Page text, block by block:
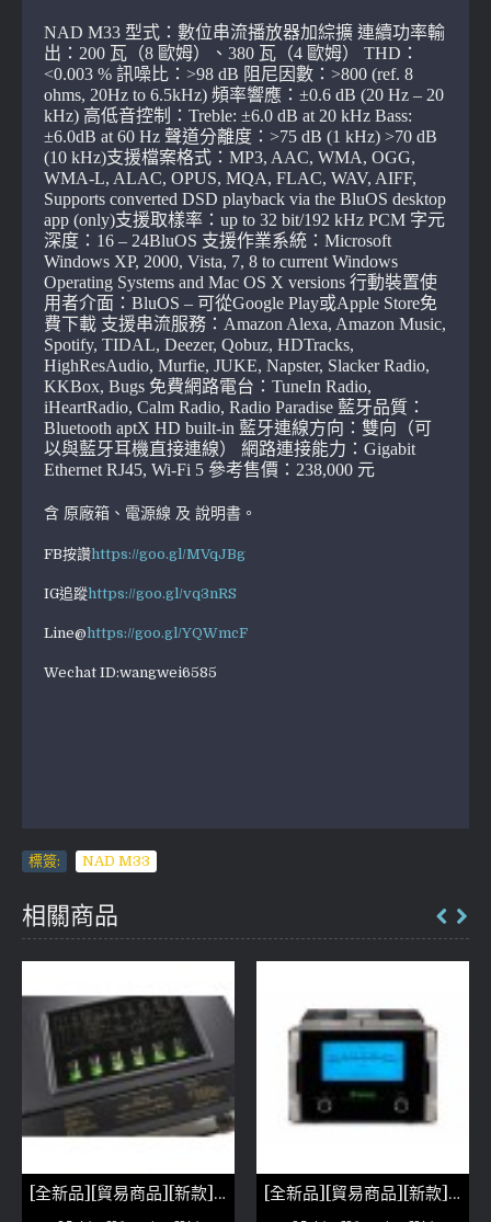
NAD M33 型式：數位串流播放器加綜擴 連續功率輸
出：200 瓦（8 歐姆）、380 瓦（4 歐姆） THD：
<0.003 % 訊噪比：>98 dB 阻尼因數：>800 (ref. 8
ohms, 20Hz to 6.5kHz) 頻率響應：±0.6 dB (20 Hz – 20
kHz) 高低音控制：Treble: ±6.0 dB at 20 kHz Bass:
±6.0dB at 60 Hz 聲道分離度：>75 dB (1 kHz) >70 dB
(10 kHz)支援檔案格式：MP3, AAC, WMA, OGG,
WMA-L, ALAC, OPUS, MQA, FLAC, WAV, AIFF,
Supports converted DSD playback via the BluOS desktop
app (only)支援取樣率：up to 32 bit/192 kHz PCM 字元
深度：16 – 24BluOS 支援作業系統：Microsoft
Windows XP, 2000, Vista, 7, 8 to current Windows
Operating Systems and Mac OS X versions 行動裝置使
用者介面：BluOS – 可從Google Play或Apple Store免
費下載 支援串流服務：Amazon Alexa, Amazon Music,
Spotify, TIDAL, Deezer, Qobuz, HDTracks,
HighResAudio, Murfie, JUKE, Napster, Slacker Radio,
KKBox, Bugs 免費網路電台：TuneIn Radio,
iHeartRadio, Calm Radio, Radio Paradise 藍牙品質：
Bluetooth aptX HD built-in 藍牙連線方向：雙向（可
以與藍牙耳機直接連線） 網路連接能力：Gigabit
Ethernet RJ45, Wi-Fi 5 參考售價：238,000 元
含 原廠箱、電源線 及 說明書。
FB按讚https://goo.gl/MVqJBg
IG追蹤https://goo.gl/vq3nRS
Line@https://goo.gl/YQWmcF
Wechat ID:wangwei6585
標簽: NAD M33
相關商品
[全新品][貿易商品][新款]McIntosh c2600 [全新品][貿易商品][新款]McIntosh MC 1.2KW